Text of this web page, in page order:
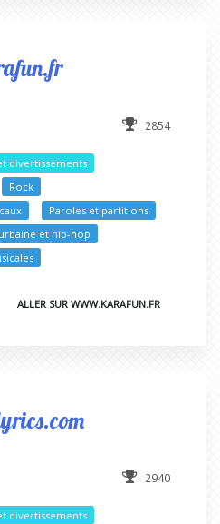
2854
divertissements
Rock
Paroles et partitions
et hip-hop
ALLER SUR WWW.KARAFUN.FR
2940
divertissements